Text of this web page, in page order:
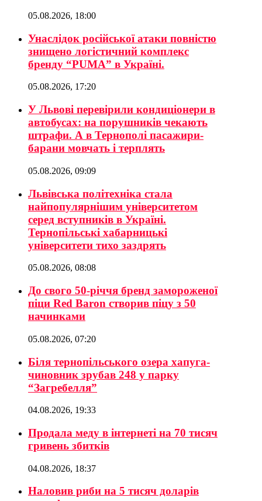
05.08.2026, 18:00
Унаслідок російської атаки повністю
знищено логістичний комплекс
бренду “PUMA” в Україні.
05.08.2026, 17:20
У Львові перевірили кондиціонери в
автобусах: на порушників чекають
штрафи. А в Тернополі пасажири-
барани мовчать і терплять
05.08.2026, 09:09
Львівська політехніка стала
найпопулярнішим університетом
серед вступників в Україні.
Тернопільські хабарницькі
університети тихо заздрять
05.08.2026, 08:08
До свого 50-річчя бренд замороженої
піци Red Baron створив піцу з 50
начинками
05.08.2026, 07:20
Біля тернопільського озера хапуга-
чиновник зрубав 248 у парку
“Загребелля”
04.08.2026, 19:33
Продала меду в інтернеті на 70 тисяч
гривень збитків
04.08.2026, 18:37
Наловив риби на 5 тисяч доларів